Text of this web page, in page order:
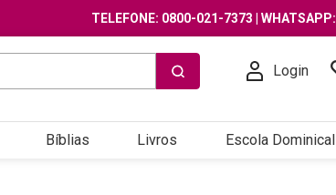
TELEFONE: 0800-021-7373 | WHATSAPP:
Login
Bíblias Livros Escola Dominical